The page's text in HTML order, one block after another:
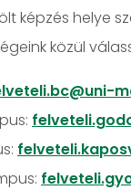
képzés helye
közül